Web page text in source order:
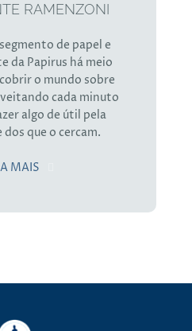
RAMENZONI
de papel e
da Papirus há meio
o mundo sobre
cada minuto
algo de útil pela
que o cercam.
MAIS